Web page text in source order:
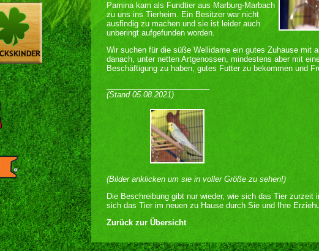
Pamina kam als Fundtier aus Marburg-Marbach
zu uns ins Tierheim. Ein Besitzer war nicht
ausfindig zu machen und sie ist leider auch
unberingt aufgefunden worden.
Wir suchen für die süße Wellidame ein gutes Zuhause mit
danach, unter netten Artgenossen, mindestens aber mit
Beschäftigung zu haben, gutes Futter zu bekommen und
(Stand 05.08.2021)
(Bilder anklicken um sie in voller Größe zu sehen!)
Die Beschreibung gibt nur wieder, wie sich das Tier
sich das Tier im neuen zu Hause durch Sie und Ihre
Zurück zur Übersicht